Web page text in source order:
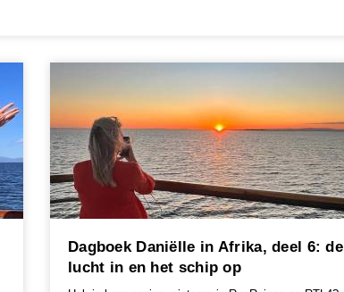
Dagboek Daniëlle in Afrika, deel 6: de
lucht in en het schip op